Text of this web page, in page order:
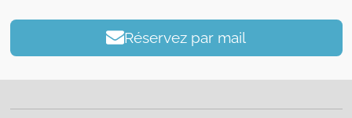
Réservez par mail